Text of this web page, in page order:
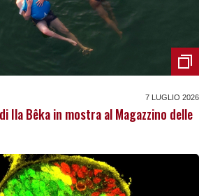
7 LUGLIO 2026
Ila Bêka in mostra al Magazzino delle